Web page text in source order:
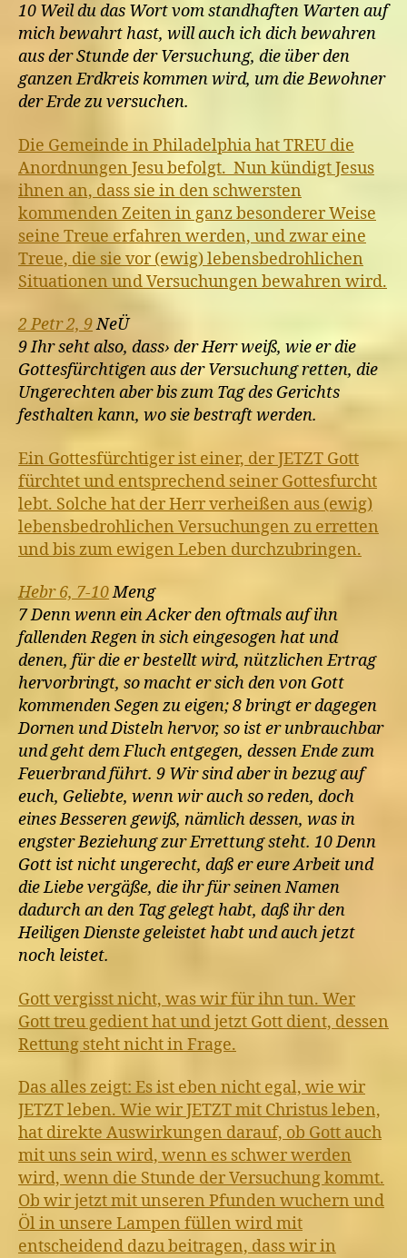
10 Weil du das Wort vom standhaften Warten auf
mich bewahrt hast, will auch ich dich bewahren
aus der Stunde der Versuchung, die über den
ganzen Erdkreis kommen wird, um die Bewohner
der Erde zu versuchen.
Die Gemeinde in Philadelphia hat TREU die
Anordnungen Jesu befolgt. Nun kündigt Jesus
ihnen an, dass sie in den schwersten
kommenden Zeiten in ganz besonderer Weise
seine Treue erfahren werden, und zwar eine
Treue, die sie vor (ewig) lebensbedrohlichen
Situationen und Versuchungen bewahren wird.
2 Petr 2, 9NeÜ
9 Ihr seht also, dass› der Herr weiß, wie er die
Gottesfürchtigen aus der Versuchung retten, die
Ungerechten aber bis zum Tag des Gerichts
festhalten kann, wo sie bestraft werden.
Ein Gottesfürchtiger ist einer, der JETZT Gott
fürchtet und entsprechend seiner Gottesfurcht
lebt. Solche hat der Herr verheißen aus (ewig)
lebensbedrohlichen Versuchungen zu erretten
und bis zum ewigen Leben durchzubringen.
Hebr 6, 7-10Meng
7 Denn wenn ein Acker den oftmals auf ihn
fallenden Regen in sich eingesogen hat und
denen, für die er bestellt wird, nützlichen Ertrag
hervorbringt, so macht er sich den von Gott
kommenden Segen zu eigen; 8 bringt er dagegen
Dornen und Disteln hervor, so ist er unbrauchbar
und geht dem Fluch entgegen, dessen Ende zum
Feuerbrand führt. 9 Wir sind aber in bezug auf
euch, Geliebte, wenn wir auch so reden, doch
eines Besseren gewiß, nämlich dessen, was in
engster Beziehung zur Errettung steht. 10 Denn
Gott ist nicht ungerecht, daß er eure Arbeit und
die Liebe vergäße, die ihr für seinen Namen
dadurch an den Tag gelegt habt, daß ihr den
Heiligen Dienste geleistet habt und auch jetzt
noch leistet.
Gott vergisst nicht, was wir für ihn tun. Wer
Gott treu gedient hat und jetzt Gott dient, dessen
Rettung steht nicht in Frage.
Das alles zeigt: Es ist eben nicht egal, wie wir
JETZT leben. Wie wir JETZT mit Christus leben,
hat direkte Auswirkungen darauf, ob Gott auch
mit uns sein wird, wenn es schwer werden
wird, wenn die Stunde der Versuchung kommt.
Ob wir jetzt mit unseren Pfunden wuchern und
Öl in unsere Lampen füllen wird mit
entscheidend dazu beitragen, dass wir in